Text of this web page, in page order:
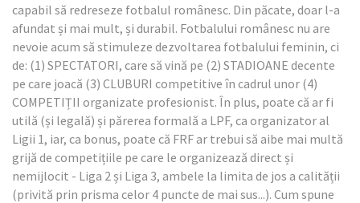
capabil să redreseze fotbalul românesc. Din păcate, doar l-a
afundat și mai mult, și durabil. Fotbalului românesc nu are
nevoie acum să stimuleze dezvoltarea fotbalului feminin, ci
de: (1) SPECTATORI, care să vină pe (2) STADIOANE decente
pe care joacă (3) CLUBURI competitive în cadrul unor (4)
COMPETIȚII organizate profesionist. În plus, poate că ar fi
utilă (și legală) și părerea formală a LPF, ca organizator al
Ligii 1, iar, ca bonus, poate că FRF ar trebui să aibe mai multă
grijă de competițiile pe care le organizează direct și
nemijlocit - Liga 2 și Liga 3, ambele la limita de jos a calității
(privită prin prisma celor 4 puncte de mai sus...). Cum spune